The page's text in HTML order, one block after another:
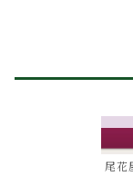
尾花